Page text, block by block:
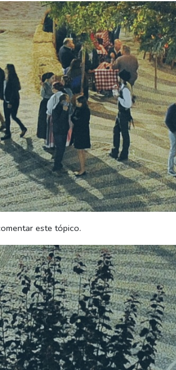
este tópico.